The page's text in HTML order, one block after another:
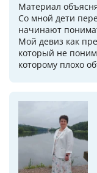
Материал
Со мной дети
начинают
Мой девиз как
который не
которому плохо